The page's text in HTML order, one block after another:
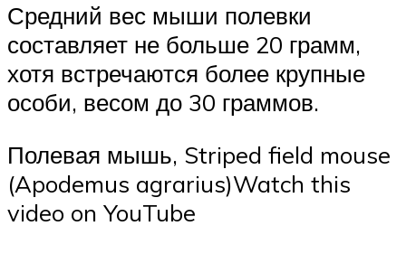
Средний вес мыши полевки
составляет не больше 20 грамм,
хотя встречаются более крупные
особи, весом до 30 граммов.
Полевая мышь, Striped field mouse
(Apodemus agrarius)Watch this
video on YouTube